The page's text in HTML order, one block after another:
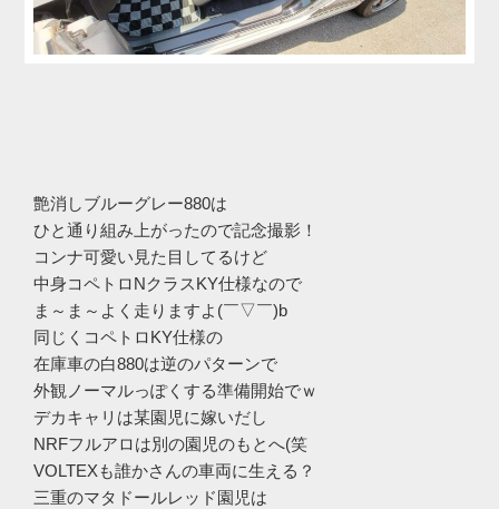
艶消しブルーグレー880は
ひと通り組み上がったので記念撮影！
コンナ可愛い見た目してるけど
中身コペトロNクラスKY仕様なので
ま～ま～よく走りますよ(￣▽￣)b
同じくコペトロKY仕様の
在庫車の白880は逆のパターンで
外観ノーマルっぽくする準備開始でｗ
デカキャリは某園児に嫁いだし
NRFフルアロは別の園児のもとへ(笑
VOLTEXも誰かさんの車両に生える？
三重のマタドールレッド園児は